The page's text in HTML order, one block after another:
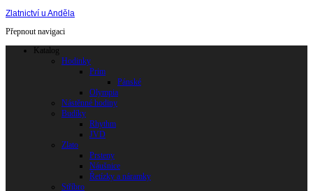
Zlatnictví u Anděla
Přepnout navigaci
Katalog
Hodinky
Prim
Pánské
Olympia
Nástěnné hodiny
Budíky
Rhythm
JVD
Zlato
Prsteny
Náušnice
Řetízky a náramky
Stříbro